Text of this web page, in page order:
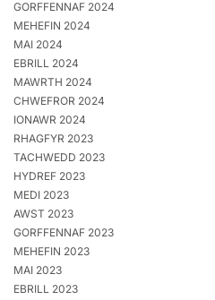
GORFFENNAF 2024
MEHEFIN 2024
MAI 2024
EBRILL 2024
MAWRTH 2024
CHWEFROR 2024
IONAWR 2024
RHAGFYR 2023
TACHWEDD 2023
HYDREF 2023
MEDI 2023
AWST 2023
GORFFENNAF 2023
MEHEFIN 2023
MAI 2023
EBRILL 2023